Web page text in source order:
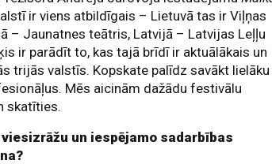
ir viens atbildīgais – Lietuvā tas ir Viļņas
– Jaunatnes teātris, Latvijā – Latvijas Leļļu
ir parādīt to, kas tajā brīdī ir aktuālākais un
trijās valstīs. Kopskate palīdz savākt lielāku
Mēs aicinām dažādu festivālu
skatīties.
un iespējamo sadarbības